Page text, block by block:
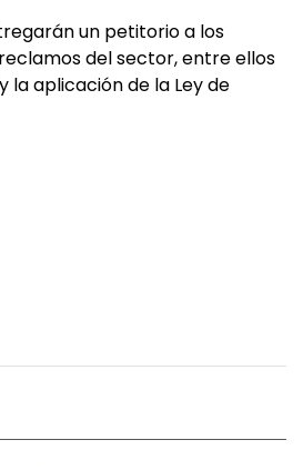
un petitorio a los
del sector, entre ellos
la aplicación de la Ley de